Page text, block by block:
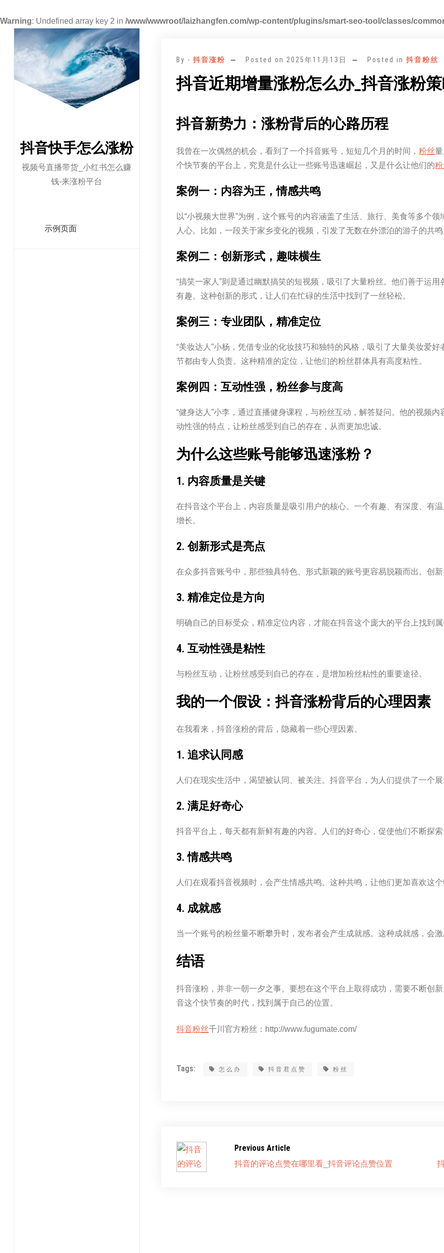
Warning: Undefined array key 2 in /www/wwwroot/laizhangfen.com/wp-content/plugins/smart-seo-tool/classes/
抖音快手怎么涨粉
视频号直播带货_小红书怎么赚
钱-来涨粉平台
示例页面
By -抖音涨粉 Posted on 2025年11月13日 Posted in抖音粉丝
抖音近期增量涨粉怎么办_抖音涨粉
抖音新势力：涨粉背后的心路历程
我曾在一次偶然的机会，看到了一个抖音账号，短短几个月的时间，粉丝
个快节奏的平台上，究竟是什么让一些账号迅速崛起，又是什么让他们的
案例一：内容为王，情感共鸣
以“小视频大世界”为例，这个账号的内容涵盖了生活、旅行、美食等多个
人心。比如，一段关于家乡变化的视频，引发了无数在外漂泊的游子的共
案例二：创新形式，趣味横生
“搞笑一家人”则是通过幽默搞笑的短视频，吸引了大量粉丝。他们善于运
有趣。这种创新的形式，让人们在忙碌的生活中找到了一丝轻松。
案例三：专业团队，精准定位
“美妆达人”小杨，凭借专业的化妆技巧和独特的风格，吸引了大量美妆爱
节都由专人负责。这种精准的定位，让他们的粉丝群体具有高度粘性。
案例四：互动性强，粉丝参与度高
“健身达人”小李，通过直播健身课程，与粉丝互动，解答疑问。他的视频
动性强的特点，让粉丝感受到自己的存在，从而更加忠诚。
为什么这些账号能够迅速涨粉？
1. 内容质量是关键
在抖音这个平台上，内容质量是吸引用户的核心。一个有趣、有深度、有
增长。
2. 创新形式是亮点
在众多抖音账号中，那些独具特色、形式新颖的账号更容易脱颖而出。创新
3. 精准定位是方向
明确自己的目标受众，精准定位内容，才能在抖音这个庞大的平台上找到属
4. 互动性强是粘性
与粉丝互动，让粉丝感受到自己的存在，是增加粉丝粘性的重要途径。
我的一个假设：抖音涨粉背后的心理因素
在我看来，抖音涨粉的背后，隐藏着一些心理因素。
1. 追求认同感
人们在现实生活中，渴望被认同、被关注。抖音平台，为人们提供了一个
2. 满足好奇心
抖音平台上，每天都有新鲜有趣的内容。人们的好奇心，促使他们不断探索
3. 情感共鸣
人们在观看抖音视频时，会产生情感共鸣。这种共鸣，让他们更加喜欢这个
4. 成就感
当一个账号的粉丝量不断攀升时，发布者会产生成就感。这种成就感，会激
结语
抖音涨粉，并非一朝一夕之事。要想在这个平台上取得成功，需要不断创
音这个快节奏的时代，找到属于自己的位置。
抖音粉丝千川官方粉丝：http://www.fugumate.com/
Tags: 怎么办 抖音君点赞 粉丝
Previous Article
抖音的评论点赞在哪里看_抖音评论点赞位置